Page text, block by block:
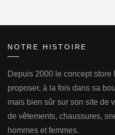
NOTRE HISTOIRE
Depuis 2000 le concept
proposer, à la fois dans sa
mais bien sûr sur son site de
de vêtements, chaussures,
hommes et femmes.